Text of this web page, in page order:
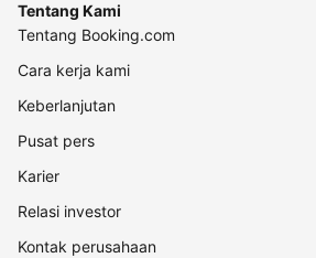
Tentang Kami
Tentang Booking.com
Cara kerja kami
Keberlanjutan
Pusat pers
Karier
Relasi investor
Kontak perusahaan